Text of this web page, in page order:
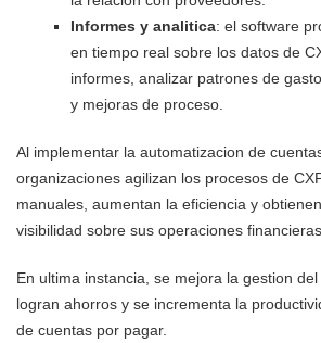
Informes y analitica: el software
en tiempo real sobre los datos de
informes, analizar patrones de
y mejoras de proceso.
Al implementar la automatizacion de
organizaciones agilizan los procesos de
manuales, aumentan la eficiencia y
visibilidad sobre sus operaciones financieras.
En ultima instancia, se mejora la gestion
logran ahorros y se incrementa la
de cuentas por pagar.